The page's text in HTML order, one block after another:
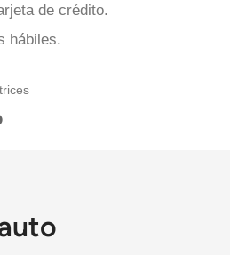
de crédito.
hábiles.